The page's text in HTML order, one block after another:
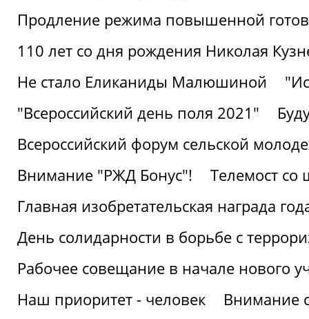
Продление режима повышенной
110 лет со дня рождения Николая
Не стало Еликаниды Малюшиной
"Всероссийский день поля 2021"
Всероссийский форум сельской
Внимание "РЖД Бонус"!
Телемост
Главная изобретательская награда
День солидарности в борьбе с
Рабочее совещание в начале нового
Наш приоритет - человек
Внимание